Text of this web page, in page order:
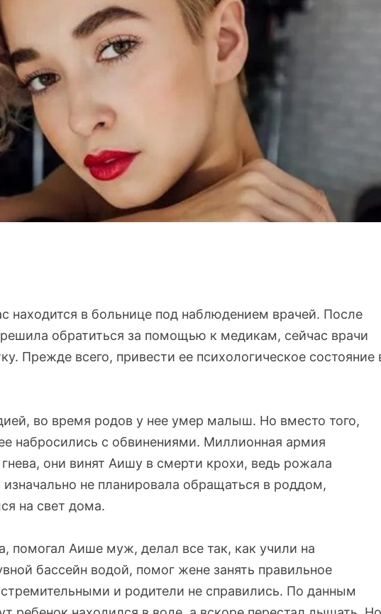
находится в больнице под наблюдением врачей. После
обратиться за помощью к медикам, сейчас врачи
Прежде всего, привести ее психологическое состояние
во время родов у нее умер малыш. Но вместо того,
набросились с обвинениями. Миллионная армия
они винят Аишу в смерти крохи, ведь рожала
не планировала обращаться в роддом,
на свет дома.
помогал Аише муж, делал все так, как учили на
бассейн водой, помог жене занять правильное
и родители не справились. По данным